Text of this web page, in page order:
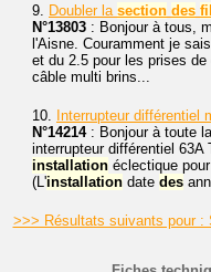
9. Doubler la section des
N°13803 : Bonjour à tous,
l'Aisne. Couramment je
et du 2.5 pour les prises
câble multi brins...
10. Interrupteur différentiel
N°14214: Bonjour à toute
interrupteur différentiel 63A
installation éclectique
(L'installation date des
>>> Résultats suivants pour :